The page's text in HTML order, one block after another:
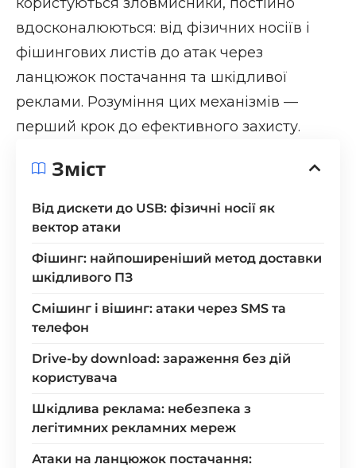
вдосконалюються: від фізичних носіїв і
фішингових листів до атак через
ланцюжок постачання та шкідливої
реклами. Розуміння цих механізмів —
перший крок до ефективного захисту.
Зміст
Від дискети до USB: фізичні носії як
вектор атаки
Фішинг: найпоширеніший метод доставки
шкідливого ПЗ
Смішинг і вішинг: атаки через SMS та
телефон
Drive-by download: зараження без дій
користувача
Шкідлива реклама: небезпека з
легітимних рекламних мереж
Атаки на ланцюжок постачання: